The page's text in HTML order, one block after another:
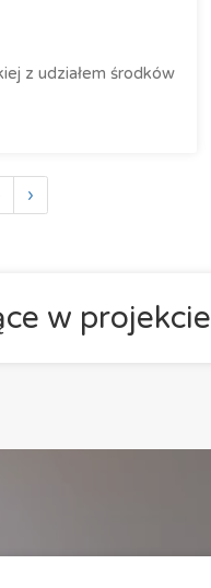
z udziałem środków
›
w projekcie